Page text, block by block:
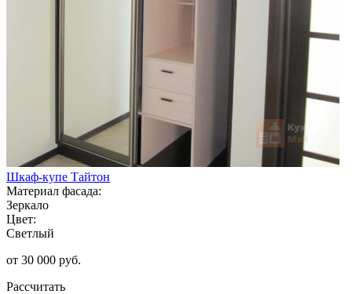
Шкаф-купе Тайтон
Материал фасада:
Зеркало
Цвет:
Светлый
от 30 000 руб.
Рассчитать